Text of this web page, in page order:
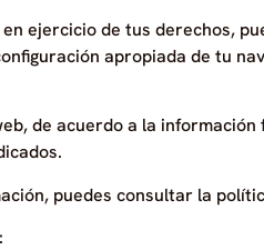
ejercicio de tus derechos,
apropiada de tu
de acuerdo a la
puedes consultar la